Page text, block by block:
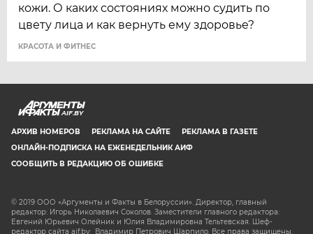
кожи. О каких состояниях можно судить по
цвету лица и как вернуть ему здоровье?
КРАСОТА И ФИТНЕС
AIF.BY
АРХИВ НОМЕРОВ РЕКЛАМА НА САЙТЕ
РЕКЛАМА В ГАЗЕТЕ
ОНЛАЙН-ПОДПИСКА НА ЕЖЕНЕДЕЛЬНИК АИФ
СООБЩИТЬ В РЕДАКЦИЮ ОБ ОШИБКЕ
© 2019 ООО «Аргументы и Факты в Белоруссии». Директор, главный
редактор: Игорь Николаевич Соколов. Заместители главного редактора:
Евгений Юрьевич Олейник и Юлия Владимировна Тельтевская. Шеф-
редактор сайта aif.by: Владимир Петрович Шарпило. Все права защищены.